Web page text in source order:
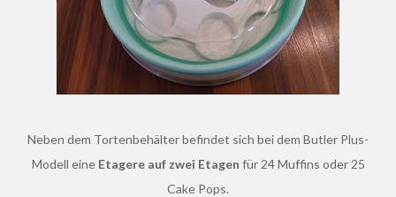
Neben dem Tortenbehälter befindet sich bei dem Butler Plus-
Modell eine Etagere auf zwei Etagen für 24 Muffins oder 25
Cake Pops.